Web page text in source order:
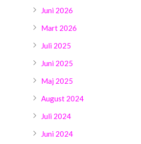
Juni 2026
Mart 2026
Juli 2025
Juni 2025
Maj 2025
August 2024
Juli 2024
Juni 2024